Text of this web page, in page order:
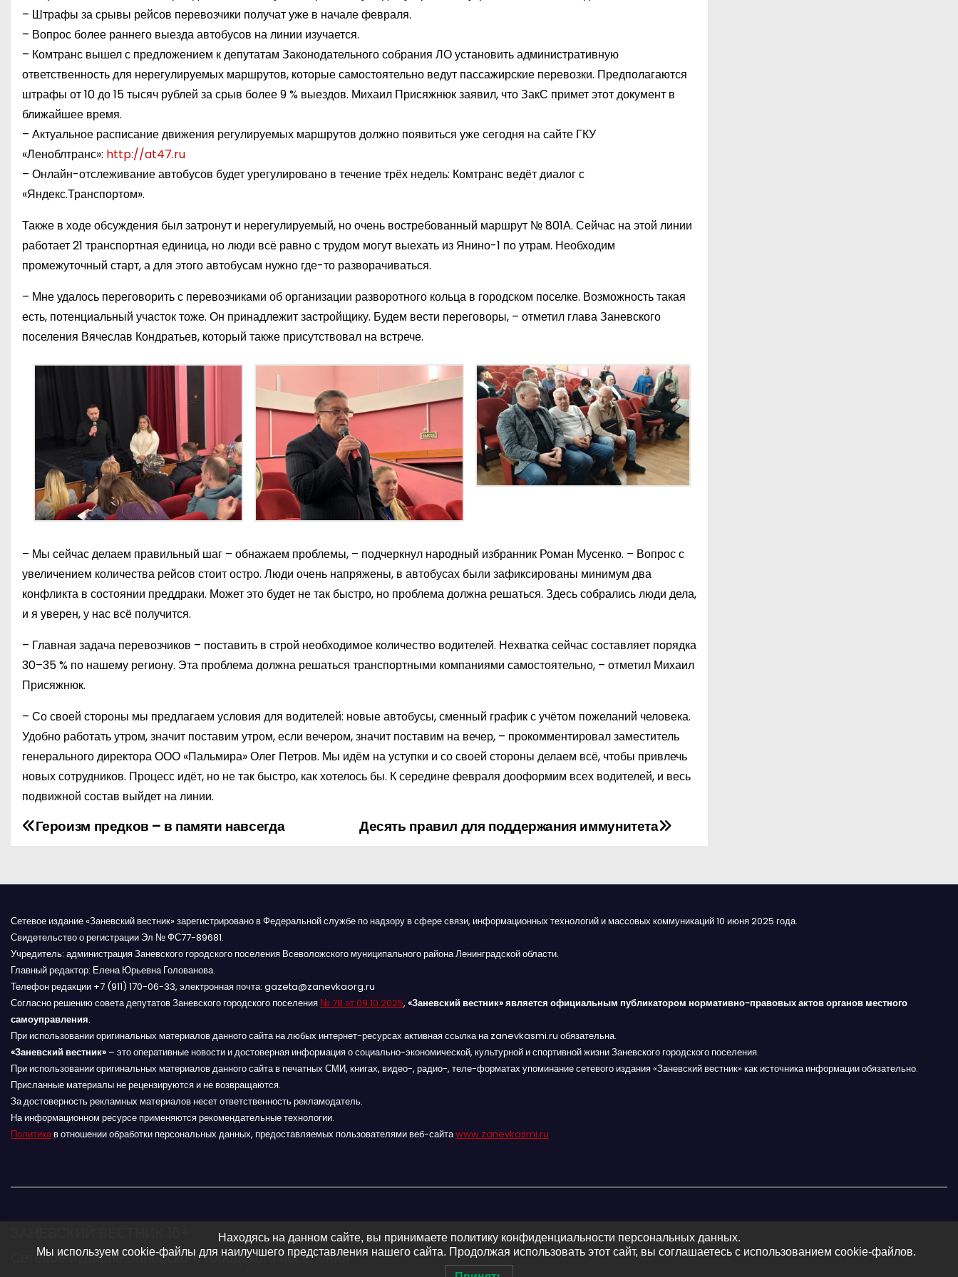
– Штрафы за срывы рейсов перевозчики получат уже в начале февраля.
– Вопрос более раннего выезда автобусов на линии изучается.
– Комтранс вышел с предложением к депутатам Законодательного собрания ЛО установить административную
ответственность для нерегулируемых маршрутов, которые самостоятельно ведут пассажирские перевозки. Предполагаются
штрафы от 10 до 15 тысяч рублей за срыв более 9 % выездов. Михаил Присяжнюк заявил, что ЗакС примет этот документ в
ближайшее время.
– Актуальное расписание движения регулируемых маршрутов должно появиться уже сегодня на сайте ГКУ
«Леноблтранс»: http://at47.ru
– Онлайн-отслеживание автобусов будет урегулировано в течение трёх недель: Комтранс ведёт диалог с
«Яндекс.Транспортом».
Также в ходе обсуждения был затронут и нерегулируемый, но очень востребованный маршрут № 801А. Сейчас на этой линии
работает 21 транспортная единица, но люди всё равно с трудом могут выехать из Янино-1 по утрам. Необходим
промежуточный старт, а для этого автобусам нужно где-то разворачиваться.
– Мне удалось переговорить с перевозчиками об организации разворотного кольца в городском поселке. Возможность такая
есть, потенциальный участок тоже. Он принадлежит застройщику. Будем вести переговоры, – отметил глава Заневского
поселения Вячеслав Кондратьев, который также присутствовал на встрече.
– Мы сейчас делаем правильный шаг – обнажаем проблемы, – подчеркнул народный избранник Роман Мусенко. – Вопрос с
увеличением количества рейсов стоит остро. Люди очень напряжены, в автобусах были зафиксированы минимум два
конфликта в состоянии преддраки. Может это будет не так быстро, но проблема должна решаться. Здесь собрались люди дела,
и я уверен, у нас всё получится.
– Главная задача перевозчиков – поставить в строй необходимое количество водителей. Нехватка сейчас составляет порядка
30–35 % по нашему региону. Эта проблема должна решаться транспортными компаниями самостоятельно, – отметил Михаил
Присяжнюк.
– Со своей стороны мы предлагаем условия для водителей: новые автобусы, сменный график с учётом пожеланий человека.
Удобно работать утром, значит поставим утром, если вечером, значит поставим на вечер, – прокомментировал заместитель
генерального директора ООО «Пальмира» Олег Петров. Мы идём на уступки и со своей стороны делаем всё, чтобы привлечь
новых сотрудников. Процесс идёт, но не так быстро, как хотелось бы. К середине февраля дооформим всех водителей, и весь
подвижной состав выйдет на линии.
Н
в
и
г
а
ц
и
я
п
о
а
п
Десять правил для поддержания иммунитета
Героизм предков – в памяти навсегда
Сетевое издание «Заневский вестник» зарегистрировано в Федеральной службе по надзору в сфере связи, информационных технологий и массовых коммуникаций 10 июня 2025 года.
Свидетельство о регистрации Эл № ФС77-89681.
Учредитель: администрация Заневского городского поселения Всеволожского муниципального района Ленинградской области.
Главный редактор: Елена Юрьевна Голованова.
Телефон редакции +7 (911) 170-06-33, электронная почта: gazeta@zanevkaorg.ru
Согласно решению совета депутатов Заневского городского поселения № 78 от 09.10.2025, «Заневский вестник» является официальным публикатором нормативно-правовых актов органов местного
самоуправления.
При использовании оригинальных материалов данного сайта на любых интернет-ресурсах активная ссылка на zanevkasmi.ru обязательна.
«Заневский вестник» – это оперативные новости и достоверная информация о социально-экономической, культурной и спортивной жизни Заневского городского поселения.
При использовании оригинальных материалов данного сайта в печатных СМИ, книгах, видео-, радио-, теле-форматах упоминание сетевого издания «Заневский вестник» как источника информации обязательно.
Присланные материалы не рецензируются и не возвращаются.
За достоверность рекламных материалов несет ответственность рекламодатель.
На информационном ресурсе применяются рекомендательные технологии.
Политикав отношении обработки персональных данных, предоставляемых пользователями веб-сайтаwww.zanevkasmi.ru
Сетевое издание Заневского городского поселения
Находясь на данном сайте, вы принимаете политику конфиденциальности персональных данных.
Мы используем cookie-файлы для наилучшего представления нашего сайта. Продолжая использовать этот сайт, вы соглашаетесь с использованием cookie-файлов.